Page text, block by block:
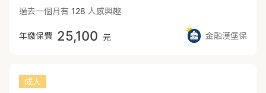
享，非保險商品之廣告。
3,600 元骨髓移植 360,000 元義乳重建(每側) 360,000 元義
肢裝設 600,000 元.✨手術保障特定手術理賠定額最高 9
萬.✨孩童身故孩童疾病身故 69 萬孩童意外身故 69 萬.✨投
保五大要素1.出生滿37周(以寶寶手冊紀錄為主)(未達標需討論
院(例如有黃疸或肚臍炎住院就要再等)未有卵圓孔未閉合、聽
力檢查未過等情況5.身高/體重/頭圍生長曲線皆達標3%以
期醫療、重大傷病、癌症一次金 療程型 (以上是初步方案，都
可以依據您的需求調整) - 🌟方案優勢: 富邦:住院雜費與手術費
用分開計算、意外保障額度較高 全球:重大傷病精神疾病理賠
不打折、定期醫療加強保障額度 - 👶規劃新生兒保障注意事項
過去一個月有 128 人感興趣
年繳保費 25,100 元 金融漢堡保
成人